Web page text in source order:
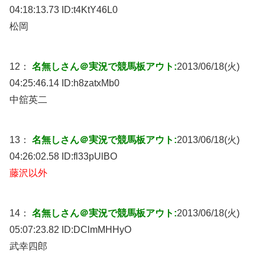
04:18:13.73 ID:t4KtY46L0
松岡
12： 名無しさん＠実況で競馬板アウト:2013/06/18(火)
04:25:46.14 ID:h8zatxMb0
中舘英二
13： 名無しさん＠実況で競馬板アウト:2013/06/18(火)
04:26:02.58 ID:fl33pUlBO
藤沢以外
14： 名無しさん＠実況で競馬板アウト:2013/06/18(火)
05:07:23.82 ID:DClmMHHyO
武幸四郎